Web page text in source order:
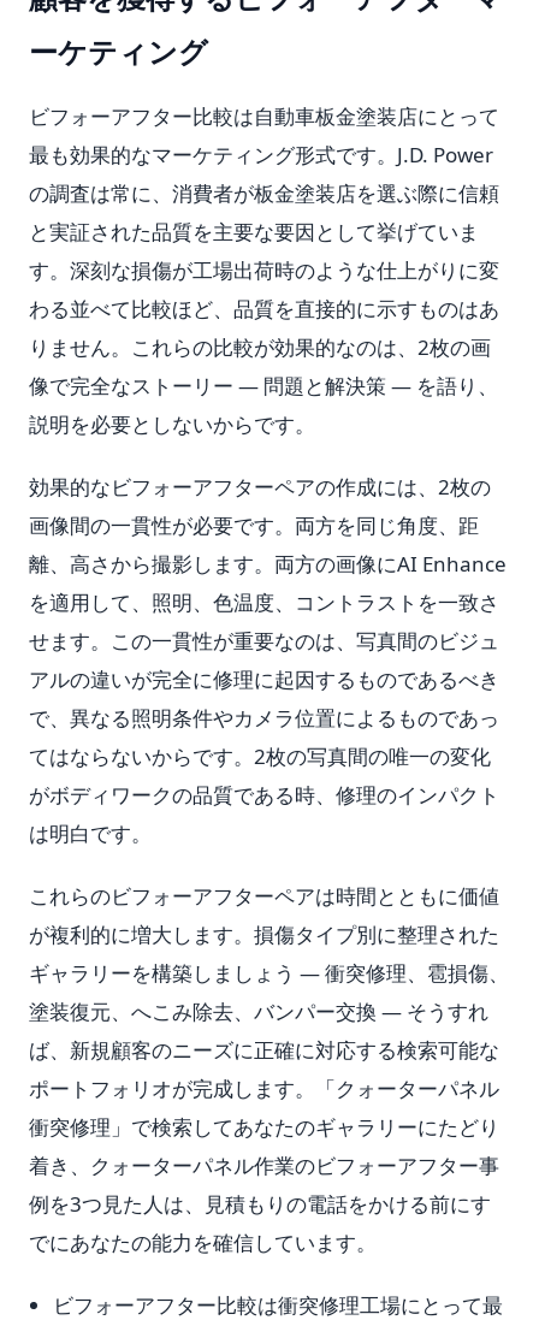
ーケティング
ビフォーアフター比較は自動車板金塗装店にとって
最も効果的なマーケティング形式です。J.D. Power
の調査は常に、消費者が板金塗装店を選ぶ際に信頼
と実証された品質を主要な要因として挙げていま
す。深刻な損傷が工場出荷時のような仕上がりに変
わる並べて比較ほど、品質を直接的に示すものはあ
りません。これらの比較が効果的なのは、2枚の画
像で完全なストーリー — 問題と解決策 — を語り、
説明を必要としないからです。
効果的なビフォーアフターペアの作成には、2枚の
画像間の一貫性が必要です。両方を同じ角度、距
離、高さから撮影します。両方の画像にAI Enhance
を適用して、照明、色温度、コントラストを一致さ
せます。この一貫性が重要なのは、写真間のビジュ
アルの違いが完全に修理に起因するものであるべき
で、異なる照明条件やカメラ位置によるものであっ
てはならないからです。2枚の写真間の唯一の変化
がボディワークの品質である時、修理のインパクト
は明白です。
これらのビフォーアフターペアは時間とともに価値
が複利的に増大します。損傷タイプ別に整理された
ギャラリーを構築しましょう — 衝突修理、雹損傷、
塗装復元、へこみ除去、バンパー交換 — そうすれ
ば、新規顧客のニーズに正確に対応する検索可能な
ポートフォリオが完成します。「クォーターパネル
衝突修理」で検索してあなたのギャラリーにたどり
着き、クォーターパネル作業のビフォーアフター事
例を3つ見た人は、見積もりの電話をかける前にす
でにあなたの能力を確信しています。
ビフォーアフター比較は衝突修理工場にとって最